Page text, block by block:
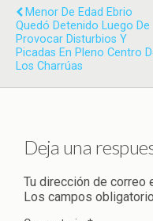
Menor De Edad Ebrio
Quedó Detenido Luego De
Provocar Disturbios Y
Picadas En Pleno Centro
Los Charrúas
Deja una
Tu dirección de correo
Los campos